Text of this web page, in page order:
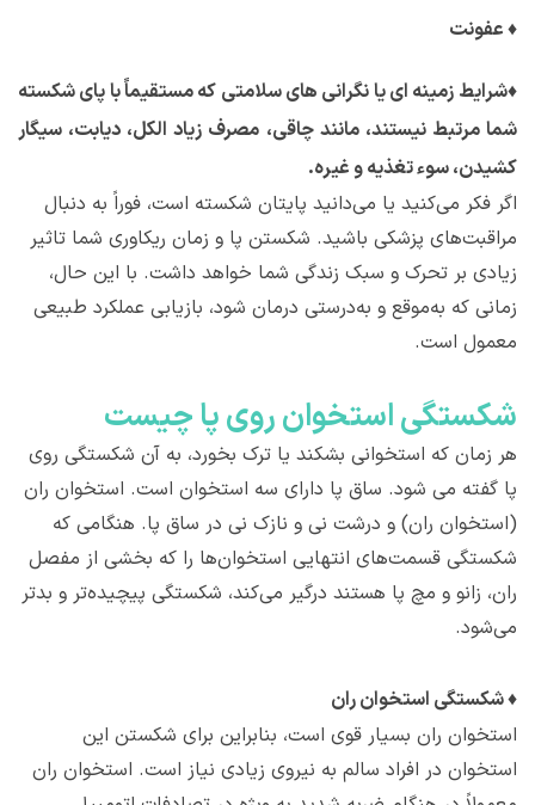
♦عفونت
♦شرایط زمینه ای یا نگرانی های سلامتی که مستقیماً با پای شکسته
شما مرتبط نیستند، مانند چاقی، مصرف زیاد الکل، دیابت، سیگار
کشیدن، سوء تغذیه و غیره.
اگر فکر می‌کنید یا می‌دانید پایتان شکسته است، فوراً به دنبال
مراقبت‌های پزشکی باشید. شکستن پا و زمان ریکاوری شما تاثیر
زیادی بر تحرک و سبک زندگی شما خواهد داشت. با این حال،
زمانی که به‌موقع و به‌درستی درمان شود، بازیابی عملکرد طبیعی
معمول است.
شکستگی استخوان روی پا چیست
هر زمان که استخوانی بشکند یا ترک بخورد، به آن شکستگی روی
پا گفته می شود. ساق پا دارای سه استخوان است. استخوان ران
(استخوان ران) و درشت نی و نازک نی در ساق پا. هنگامی که
شکستگی قسمت‌های انتهایی استخوان‌ها را که بخشی از مفصل
ران، زانو و مچ پا هستند درگیر می‌کند، شکستگی پیچیده‌تر و بدتر
می‌شود.
♦شکستگی استخوان ران
استخوان ران بسیار قوی است، بنابراین برای شکستن این
استخوان در افراد سالم به نیروی زیادی نیاز است. استخوان ران